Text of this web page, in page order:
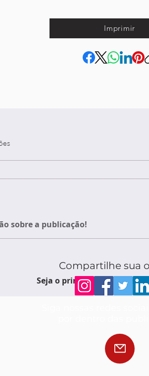
Imprimir
sobre a publicação!
Compartilhe sua
Seja o primeiro a escrever